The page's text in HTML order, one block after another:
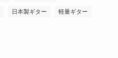
日本製ギター 軽量ギター